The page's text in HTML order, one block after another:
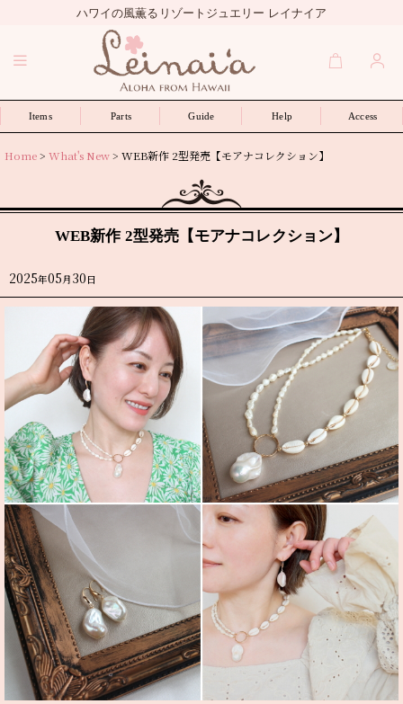
ハワイの風薫るリゾートジュエリー レイナイア
Items Parts Guide Help Access
Home> What's New> WEB新作 2型発売【モアナコレクション】
WEB新作 2型発売【モアナコレクション】
2025年05月 30 日